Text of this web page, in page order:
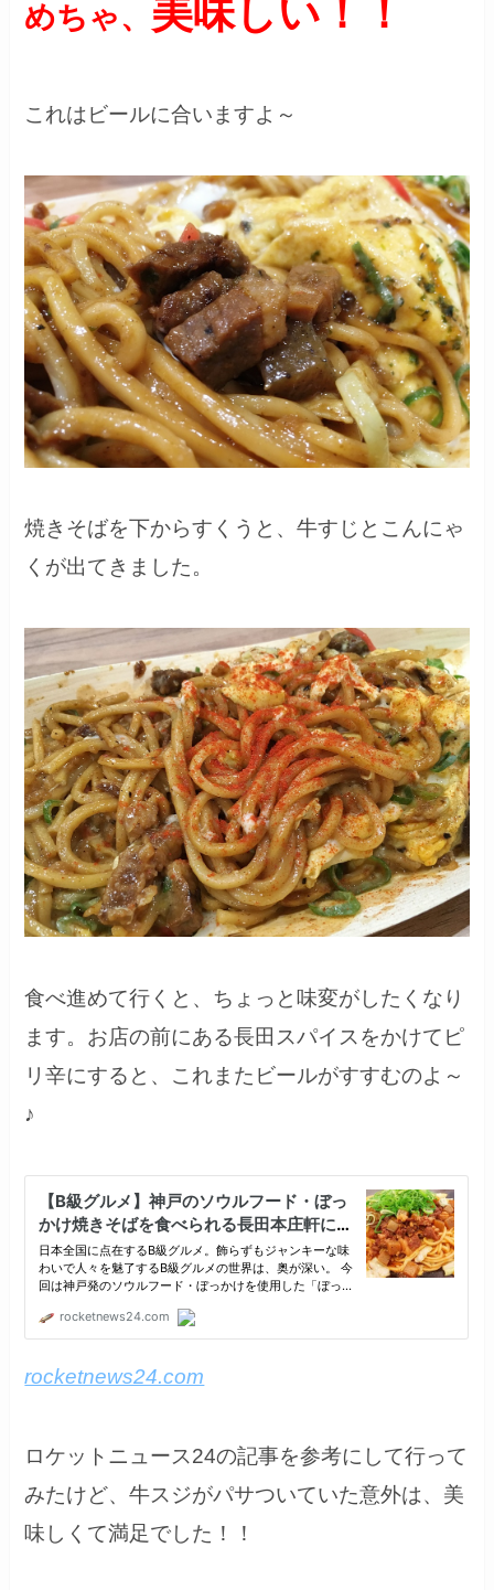
めちゃ、 美味しい！！
これはビールに合いますよ～
焼きそばを下からすくうと、牛すじとこんにゃ
くが出てきました。
食べ進めて行くと、ちょっと味変がしたくなり
ます。お店の前にある長田スパイスをかけてピ
リ辛にすると、これまたビールがすすむのよ～
♪
rocketnews24.com
ロケットニュース24の記事を参考にして行って
みたけど、牛スジがパサついていた意外は、美
味しくて満足でした！！